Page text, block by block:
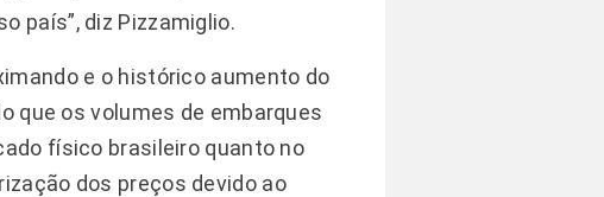
país”, diz Pizzamiglio.
e o histórico aumento do
que os volumes de embarques
físico brasileiro quanto no
dos preços devido ao